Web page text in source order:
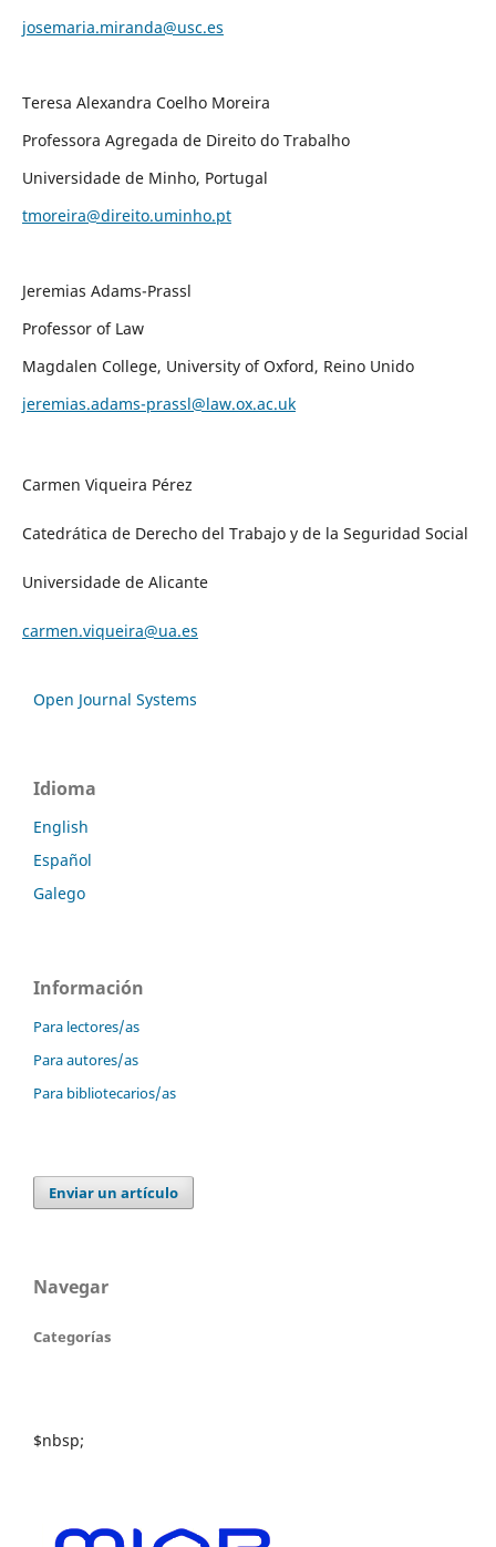
josemaria.miranda@usc.es
Teresa Alexandra Coelho Moreira
Professora Agregada de Direito do Trabalho
Universidade de Minho, Portugal
tmoreira@direito.uminho.pt
Jeremias Adams-Prassl
Professor of Law
Magdalen College, University of Oxford, Reino Unido
jeremias.adams-prassl@law.ox.ac.uk
Carmen Viqueira Pérez
Catedrática de Derecho del Trabajo y de la Seguridad Social
Universidade de Alicante
carmen.viqueira@ua.es
Open Journal Systems
Idioma
English
Español
Galego
Información
Para lectores/as
Para autores/as
Para bibliotecarios/as
Enviar un artículo
Navegar
Categorías
$nbsp;